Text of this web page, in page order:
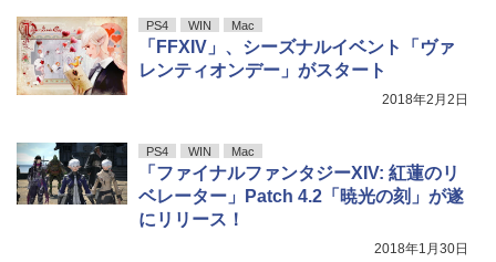
PS4 WIN Mac
「FFXIV」、シーズナルイベント「ヴァ
レンティオンデー」がスタート
2018年2月2日
PS4 WIN Mac
「ファイナルファンタジーXIV: 紅蓮のリ
ベレーター」Patch 4.2「暁光の刻」が遂
にリリース！
2018年1月30日